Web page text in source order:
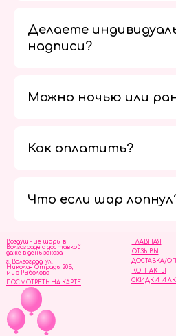
Делаете
надписи?
Можно ночью или
Как оплатить?
Что если шар
ОТЗЫВЫ
ГЛАВНАЯ
ДОСТАВКА/
СКИДКИ И
КОНТАКТЫ
Воздушные шары в
Волгограде с доставкой
даже в день заказа
г. Волгоград, ул.
Николая Отрады 20Б,
мир Рыболова
ПОСМОТРЕТЬ НА КАРТЕ